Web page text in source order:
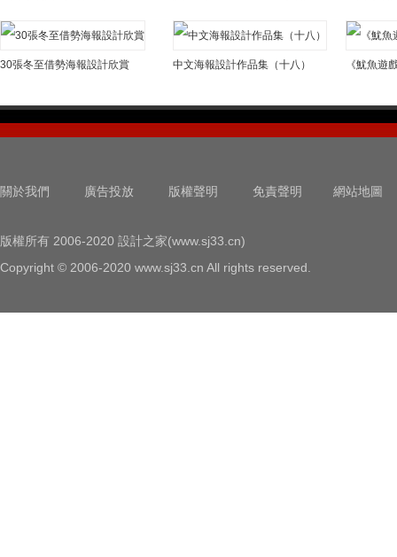
30張冬至借勢海報設計欣賞 中文海報設計作品集（十八） 《魷魚遊
關於我們 廣告投放 版權聲明 免責聲明 網站地圖
版權所有 2006-2020 設計之家(www.sj33.cn)
Copyright © 2006-2020 www.sj33.cn All rights reserved.